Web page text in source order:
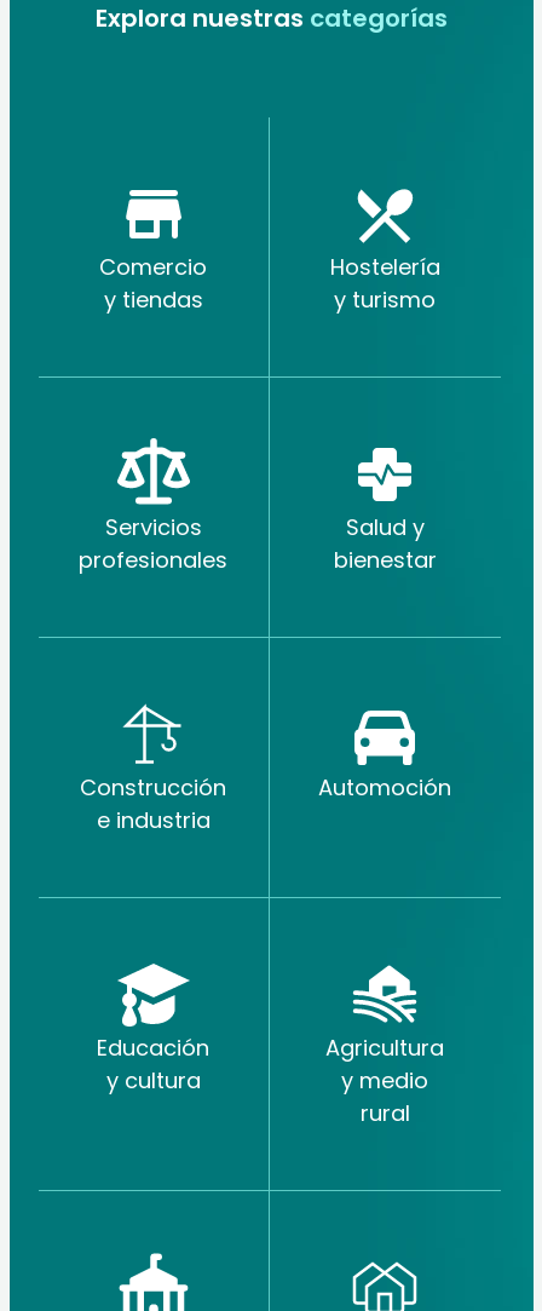
Explora nuestras categorías
Comercio
y tiendas
Hostelería
y turismo
Servicios
profesionales
Salud y
bienestar
Construcción
e industria
Automoción
Educación
y cultura
Agricultura
y medio
rural